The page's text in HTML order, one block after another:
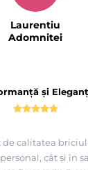
și
calitatea
cât și în
Laurentiu
Adomnitei